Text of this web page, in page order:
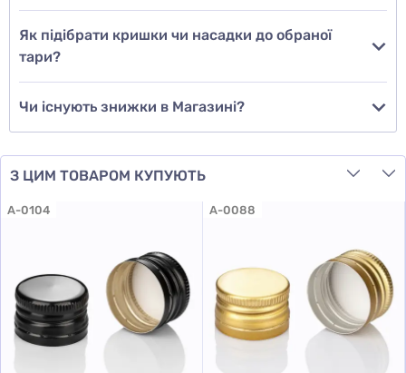
Як підібрати кришки чи насадки до обраної
тари?
Чи існують знижки в Магазині?
З ЦИМ ТОВАРОМ КУПУЮТЬ
A-0104 A-0088